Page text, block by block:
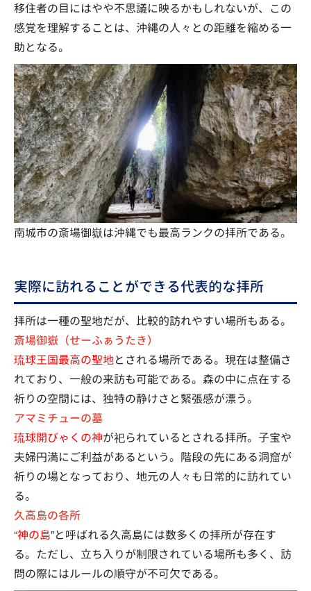
移住者の目にはやや不思議に映るかもしれないが、この
感覚を理解することは、沖縄の人々との距離を縮める一
助となる。
南城市の斎場御嶽は沖縄でも最高ランクの拝所である。
実際に訪れることができる代表的な拝所
拝所は一種の聖地だが、比較的訪れやすい場所もある。
斎場御嶽（せーふぁうたき）
琉球王国最高の聖地とされる場所である。現在は整備さ
れており、一般の来訪も可能である。森の中に点在する
祈りの空間には、独特の静けさと緊張感が漂う。
アマミチューの墓
琉球開びゃくの神が祀られているとされる拝所。子宝や
夫婦円満にご利益があるという。階段の先にある洞窟が
祈りの場となっており、地元の人々も日常的に訪れてい
る。
久高島の各所
“神の島”と呼ばれる久高島には数多くの拝所が存在す
る。ただし、立ち入りが制限されている場所も多く、訪
問の際にはルールの順守が不可欠である。